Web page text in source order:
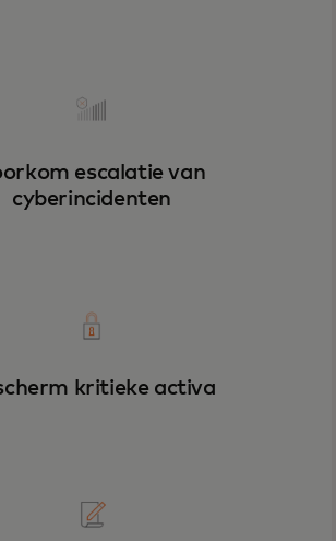
escalatie van
cyberincidenten
kritieke activa